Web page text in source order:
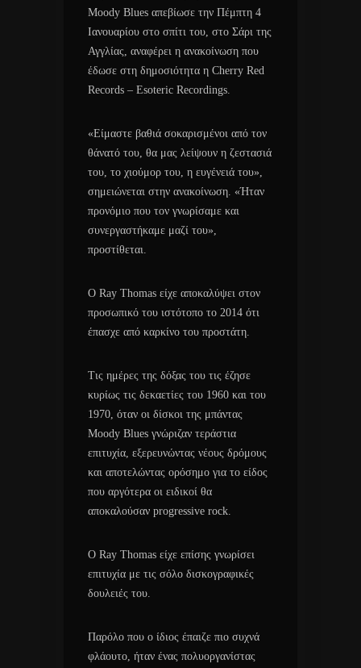
Moody Blues απεβίωσε την Πέμπτη 4
Ιανουαρίου στο σπίτι του, στο Σάρι της
Αγγλίας, αναφέρει η ανακοίνωση που
έδωσε στη δημοσιότητα η Cherry Red
Records – Esoteric Recordings.
«Είμαστε βαθιά σοκαρισμένοι από τον
θάνατό του, θα μας λείψουν η ζεστασιά
του, το χιούμορ του, η ευγένειά του»,
σημειώνεται στην ανακοίνωση. «Ήταν
προνόμιο που τον γνωρίσαμε και
συνεργαστήκαμε μαζί του»,
προστίθεται.
Ο Ray Thomas είχε αποκαλύψει στον
προσωπικό του ιστότοπο το 2014 ότι
έπασχε από καρκίνο του προστάτη.
Τις ημέρες της δόξας του τις έζησε
κυρίως τις δεκαετίες του 1960 και του
1970, όταν οι δίσκοι της μπάντας
Moody Blues γνώριζαν τεράστια
επιτυχία, εξερευνώντας νέους δρόμους
και αποτελώντας ορόσημο για το είδος
που αργότερα οι ειδικοί θα
αποκαλούσαν progressive rock.
Ο Ray Thomas είχε επίσης γνωρίσει
επιτυχία με τις σόλο δισκογραφικές
δουλειές του.
Παρόλο που ο ίδιος έπαιζε πιο συχνά
φλάουτο, ήταν ένας πολυοργανίστας